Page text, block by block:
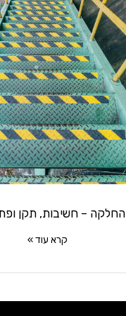
– חשיבות, תקן
קרא עוד »